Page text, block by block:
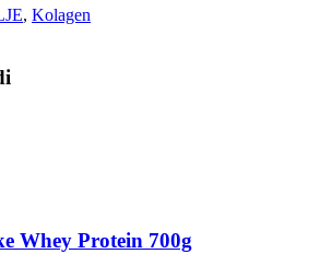
, Kolagen
Whey Protein 700g